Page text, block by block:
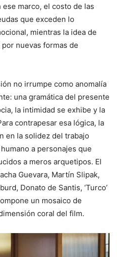
marco, el costo de las
que exceden lo
mientras la idea de
nuevas formas de
no irrumpe como anomalía
una gramática del presente
la intimidad se exhibe y la
contrapesar esa lógica, la
en la solidez del trabajo
a personajes que
a meros arquetipos. El
Guevara, Martín Slipak,
Donato de Santis, ‘Turco’
un mosaico de
coral del film.